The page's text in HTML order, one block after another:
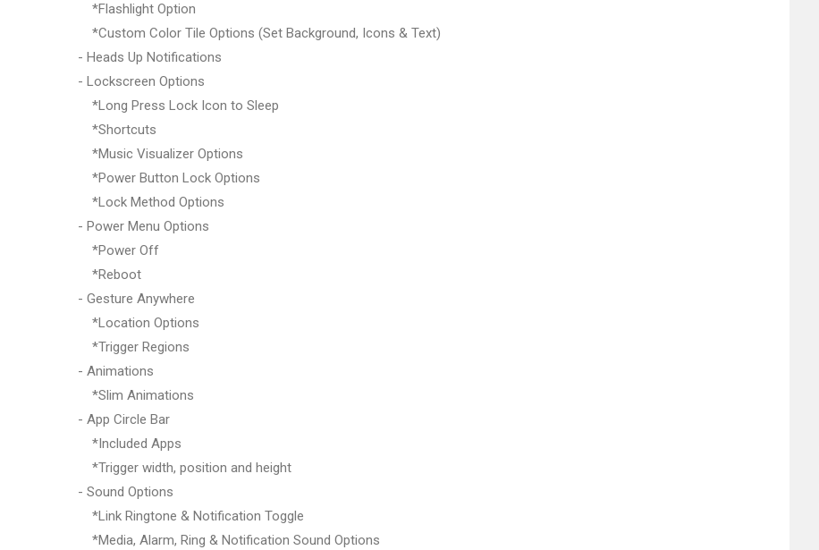
*Flashlight Option
*Custom Color Tile Options (Set Background, Icons & Text)
- Heads Up Notifications
- Lockscreen Options
*Long Press Lock Icon to Sleep
*Shortcuts
*Music Visualizer Options
*Power Button Lock Options
*Lock Method Options
- Power Menu Options
*Power Off
*Reboot
- Gesture Anywhere
*Location Options
*Trigger Regions
- Animations
*Slim Animations
- App Circle Bar
*Included Apps
*Trigger width, position and height
- Sound Options
*Link Ringtone & Notification Toggle
*Media, Alarm, Ring & Notification Sound Options